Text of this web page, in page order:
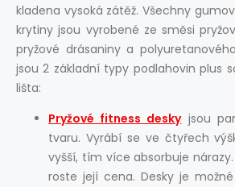
kladena vysoká zátěž. Všechny
krytiny jsou vyrobené ze směsi
pryžové drásaniny a
jsou 2 základní typy podlahovin plus
lišta:
Pryžové fitness deskyjsou
tvaru. Vyrábí se ve čtyřech
vyšší, tím více absorbuje
roste její cena. Desky je